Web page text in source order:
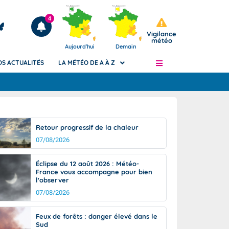
Articles
4
Aujourd'hui Demain
Vigilance
météo
de
Phénomènes dangereux de J+2 à J+7
Avertissement pluies intenses à l'échelle
des communes (Apic)
Bulletins Marine
Bulletins d'estimation du risque
d'avalanche
Météo des forêts
Vigicrues
ACTUALITÉS LA MÉTÉO DE A À Z
Retour progressif de la chaleur
07/08/2026
Éclipse du 12 août 2026 : Météo-
France vous accompagne pour bien
l'observer
07/08/2026
Feux de forêts : danger élevé dans le
Sud